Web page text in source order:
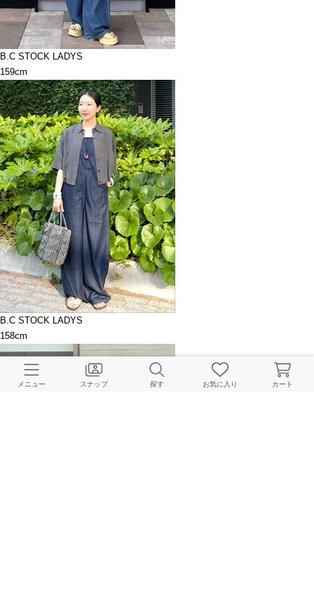
B.C STOCK LADYS
159cm
B.C STOCK LADYS
158cm
メニュー スナップ 探す お気に入り カート